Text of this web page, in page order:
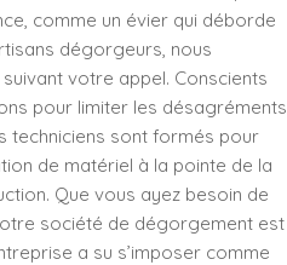
comme un évier qui déborde
dégorgeurs, nous
votre appel. Conscients
pour limiter les désagréments
techniciens sont formés pour
de matériel à la pointe de la
Que vous ayez besoin de
société de dégorgement est
a su s’imposer comme